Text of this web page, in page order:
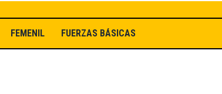
FEMENIL FUERZAS BÁSICAS